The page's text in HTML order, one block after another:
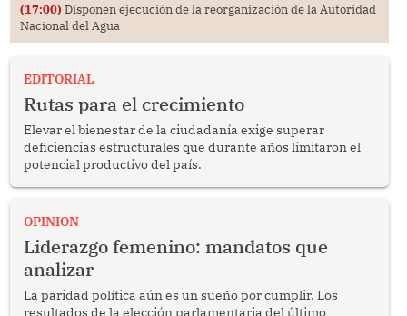
(17:00) Disponen ejecución de la reorganización de la Autoridad
Nacional del Agua
EDITORIAL
Rutas para el crecimiento
Elevar el bienestar de la ciudadanía exige superar
deficiencias estructurales que durante años limitaron el
potencial productivo del país.
OPINION
Liderazgo femenino: mandatos que
analizar
La paridad política aún es un sueño por cumplir. Los
resultados de la elección parlamentaria del último